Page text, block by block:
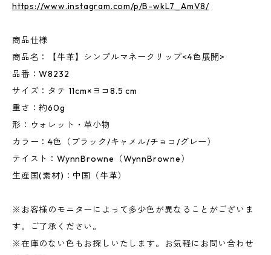
https://www.instagram.com/p/B-wkL7_AmV8/
商品仕様
商品名：【牛革】シンプルマネークリップ<4色展開>
品番：W8232
サイズ：タテ 11cm×ヨコ8.5 cm
重さ：約60g
形：ウォレット・革小物
カラー：4色（ブラック/キャメル/チョコ/グレー）
テイスト：WynnBrowne（WynnBrowne）
生産国(素材)：中国（牛革）
※お客様のモニターによって多少色が異なることがございま
す。ご了承ください。
※在庫のない色もお探しいたします。お気軽にお問い合わせ